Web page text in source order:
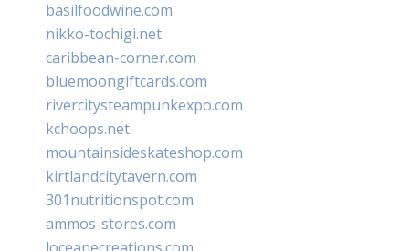
basilfoodwine.com
nikko-tochigi.net
caribbean-corner.com
bluemoongiftcards.com
rivercitysteampunkexpo.com
kchoops.net
mountainsideskateshop.com
kirtlandcitytavern.com
301nutritionspot.com
ammos-stores.com